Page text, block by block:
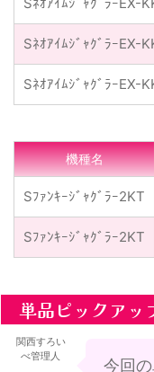
SﾈｵｱｲﾑｼﾞｬｸﾞﾗｰEX-
SﾈｵｱｲﾑｼﾞｬｸﾞﾗｰEX-
機種名
Sﾌｧﾝｷｰｼﾞｬｸﾞﾗｰ2KT
Sﾌｧﾝｷｰｼﾞｬｸﾞﾗｰ2KT
単品ピックアッ
関西すろい
べ管理人
今回